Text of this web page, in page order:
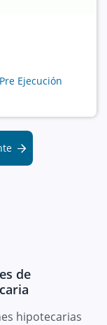
Ejecución
de
hipotecarias